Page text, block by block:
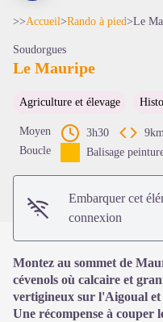
>>Accueil>Rando à pied>Le
Soudorgues
Le Mauripe
Agriculture et élevage
Moyen 3h30
Boucle
Balisage
Embarquer cet
connexion
Montez au sommet de
cévenols où calcaire et
vertigineux sur l'Aigoual et
Une récompense à couper